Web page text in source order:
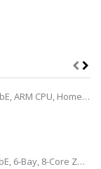
QNAP TS-133 | 1-Bay, 1GbE, ARM CPU, Home NAS
QNAP TVS-675-8G | 2.5GbE, 6-Bay, 8-Core ZhaoXin CPU, 8GB RAM, M.2 Slots, PCIe Slots, SMB NAS